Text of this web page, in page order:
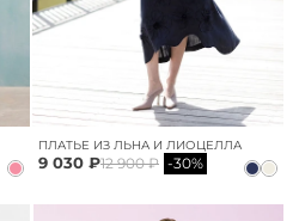
ПЛАТЬЕ ИЗ ЛЬНА И ЛИОЦЕЛЛА
9 030 ₽12 900 ₽ -30%